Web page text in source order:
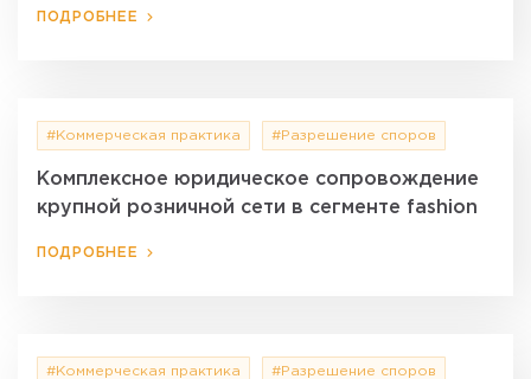
ПОДРОБНЕЕ
#Коммерческая практика #Разрешение споров
Комплексное юридическое сопровождение
крупной розничной сети в сегменте fashion
ПОДРОБНЕЕ
#Коммерческая практика #Разрешение споров